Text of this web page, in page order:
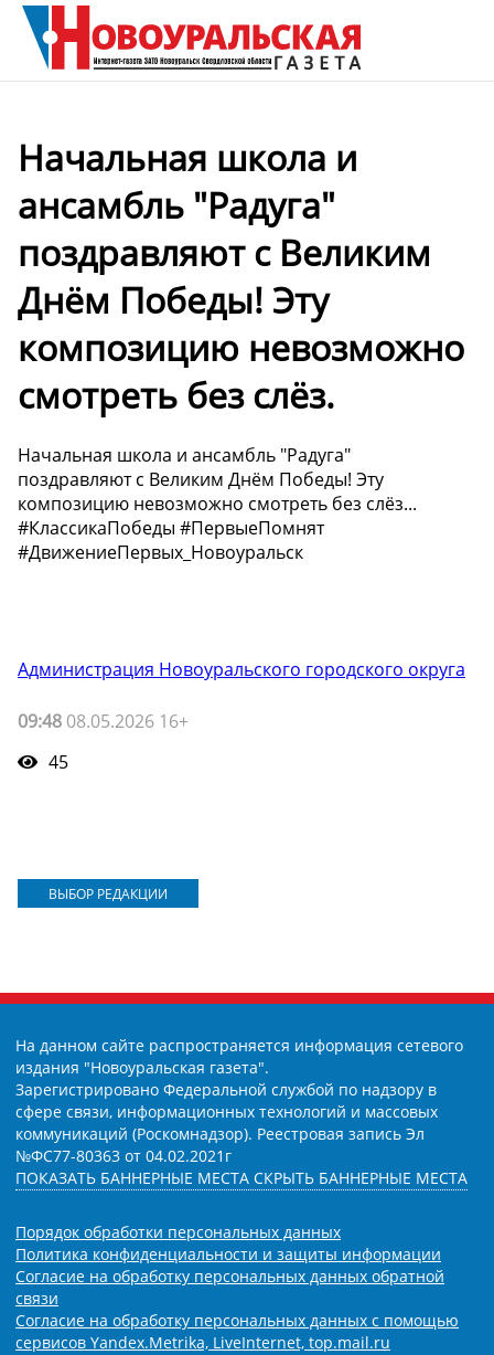
Начальная школа и
ансамбль "Радуга"
поздравляют с Великим
Днём Победы! Эту
композицию невозможно
смотреть без слёз.
Начальная школа и ансамбль "Радуга"
поздравляют с Великим Днём Победы! Эту
композицию невозможно смотреть без слёз...
#КлассикаПобеды #ПервыеПомнят
#ДвижениеПервых_Новоуральск
Администрация Новоуральского городского округа
09:48 08.05.2026 16+
45
ВЫБОР РЕДАКЦИИ
На данном сайте распространяется информация сетевого
издания "Новоуральская газета".
Зарегистрировано Федеральной службой по надзору в
сфере связи, информационных технологий и массовых
коммуникаций (Роскомнадзор). Реестровая запись Эл
№ФС77-80363 от 04.02.2021г
ПОКАЗАТЬ БАННЕРНЫЕ МЕСТА СКРЫТЬ БАННЕРНЫЕ МЕСТА
Порядок обработки персональных данных
Политика конфиденциальности и защиты информации
Согласие на обработку персональных данных обратной
связи
Согласие на обработку персональных данных с помощью
сервисов Yandex.Metrika, LiveInternet, top.mail.ru